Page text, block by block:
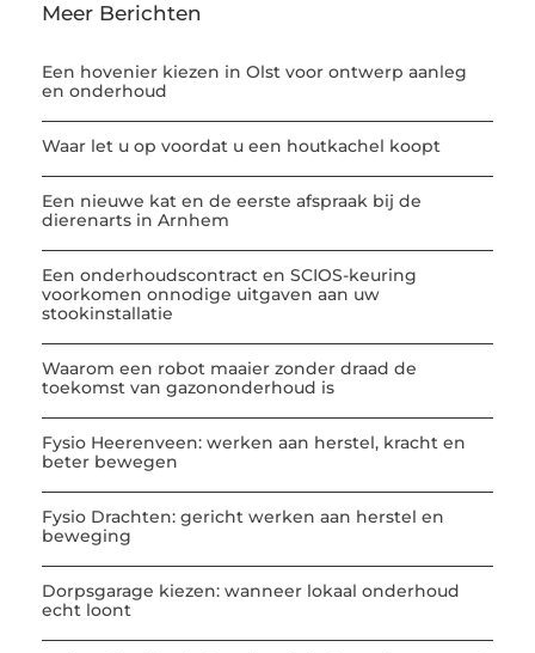
Meer Berichten
Een hovenier kiezen in Olst voor ontwerp aanleg
en onderhoud
Waar let u op voordat u een houtkachel koopt
Een nieuwe kat en de eerste afspraak bij de
dierenarts in Arnhem
Een onderhoudscontract en SCIOS-keuring
voorkomen onnodige uitgaven aan uw
stookinstallatie
Waarom een robot maaier zonder draad de
toekomst van gazononderhoud is
Fysio Heerenveen: werken aan herstel, kracht en
beter bewegen
Fysio Drachten: gericht werken aan herstel en
beweging
Dorpsgarage kiezen: wanneer lokaal onderhoud
echt loont